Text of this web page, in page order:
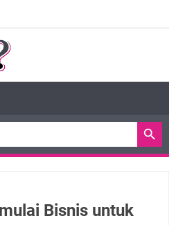
Bisnis untuk